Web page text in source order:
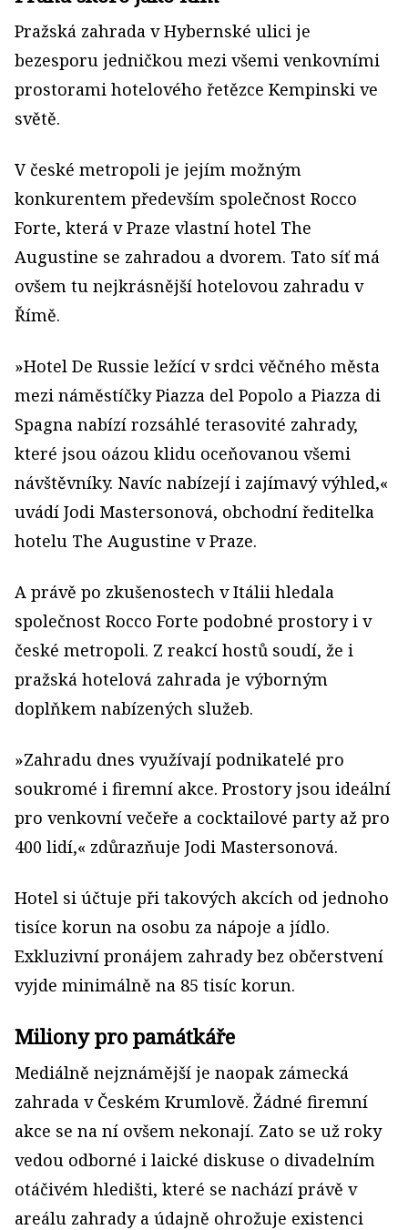
Pražská zahrada v Hybernské ulici je
bezesporu jedničkou mezi všemi venkovními
prostorami hotelového řetězce Kempinski ve
světě.
V české metropoli je jejím možným
konkurentem především společnost Rocco
Forte, která v Praze vlastní hotel The
Augustine se zahradou a dvorem. Tato síť má
ovšem tu nejkrásnější hotelovou zahradu v
Římě.
»Hotel De Russie ležící v srdci věčného města
mezi náměstíčky Piazza del Popolo a Piazza di
Spagna nabízí rozsáhlé terasovité zahrady,
které jsou oázou klidu oceňovanou všemi
návštěvníky. Navíc nabízejí i zajímavý výhled,«
uvádí Jodi Mastersonová, obchodní ředitelka
hotelu The Augustine v Praze.
A právě po zkušenostech v Itálii hledala
společnost Rocco Forte podobné prostory i v
české metropoli. Z reakcí hostů soudí, že i
pražská hotelová zahrada je výborným
doplňkem nabízených služeb.
»Zahradu dnes využívají podnikatelé pro
soukromé i firemní akce. Prostory jsou ideální
pro venkovní večeře a cocktailové party až pro
400 lidí,« zdůrazňuje Jodi Mastersonová.
Hotel si účtuje při takových akcích od jednoho
tisíce korun na osobu za nápoje a jídlo.
Exkluzivní pronájem zahrady bez občerstvení
vyjde minimálně na 85 tisíc korun.
Miliony pro památkáře
Mediálně nejznámější je naopak zámecká
zahrada v Českém Krumlově. Žádné firemní
akce se na ní ovšem nekonají. Zato se už roky
vedou odborné i laické diskuse o divadelním
otáčivém hledišti, které se nachází právě v
areálu zahrady a údajně ohrožuje existenci